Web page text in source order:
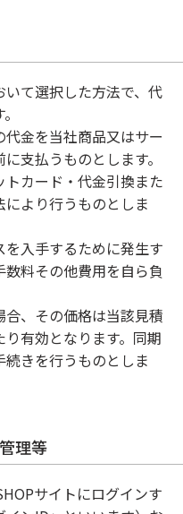
て選択した方法で、代
金を当社商品又はサー
支払うものとします。
カード・代金引換また
より行うものとしま
入手するために発生す
料その他費用を自ら負
、その価格は当該見積
有効となります。同期
きを行うものとしま
理等
サイトにログインす